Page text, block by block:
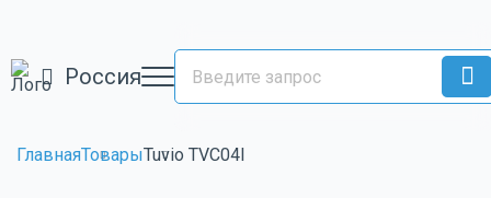
Россия
ГлавнаяТоварыTuvio TVC04I